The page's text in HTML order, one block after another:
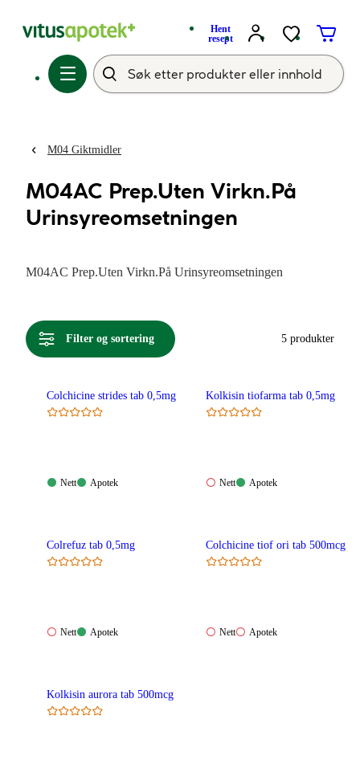
Hent
resept
M04 Giktmidler
M04AC Prep.Uten Virkn.På
Urinsyreomsetningen
M04AC Prep.Uten Virkn.På Urinsyreomsetningen
Filter og sortering 5 produkter
Colchicine strides tab 0,5mg
Nett:
Nett
Apotek:
Apotek
Kolkisin tiofarma tab 0,5mg
Nett:
Nett
Apotek:
Apotek
Colrefuz tab 0,5mg
Nett:
Nett
Apotek:
Apotek
Colchicine tiof ori tab 500mcg
Nett:
Nett
Apotek:
Apotek
Kolkisin aurora tab 500mcg